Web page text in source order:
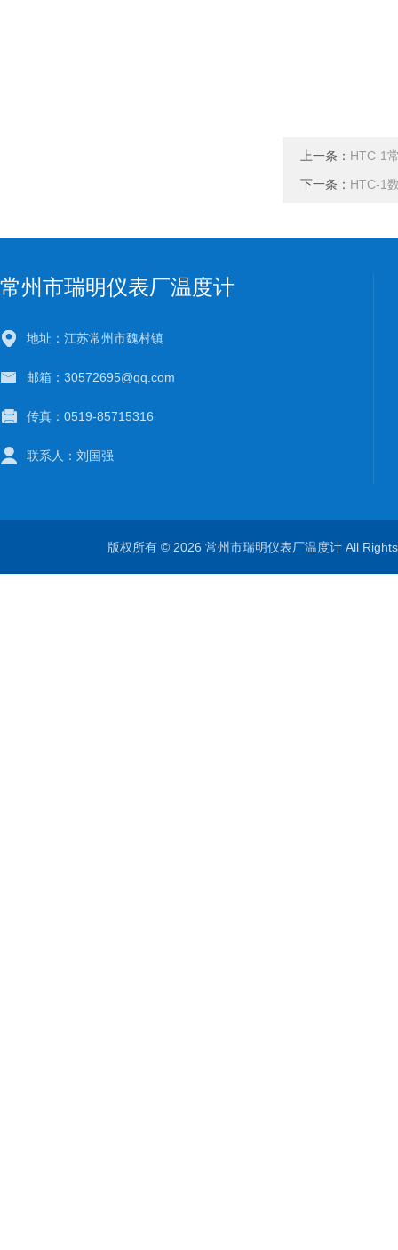
上一条： HTC-1
下一条： HTC-1
常州市瑞明仪表厂温度计
地址：江苏常州市魏村镇
邮箱：30572695@qq.com
传真：0519-85715316
联系人：刘国强
版权所有 © 2026 常州市瑞明仪表厂温度计 All